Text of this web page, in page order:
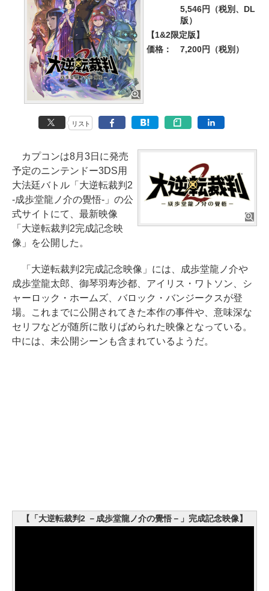
5,546円（税別、DL
版）
【1&2限定版】
価格：
7,200円（税別）
リスト
カプコンは8月3日に発売
予定のニンテンドー3DS用
大法廷バトル「大逆転裁判2
-成歩堂龍ノ介の覺悟-」の公
式サイトにて、最新映像
「大逆転裁判2完成記念映
像」を公開した。
「大逆転裁判2完成記念映像」には、成歩堂龍ノ介や
成歩堂龍太郎、御琴羽寿沙都、アイリス・ワトソン、シ
ャーロック・ホームズ、バロック・バンジークスが登
場。これまでに公開されてきた本作の事件や、意味深な
セリフなどが随所に散りばめられた映像となっている。
中には、未公開シーンも含まれているようだ。
【「大逆転裁判2 －成歩堂龍ノ介の覺悟－」完成記念映像】